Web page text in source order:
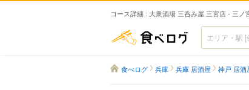
コース詳細 : 大衆酒場 三呑み屋 三宮店 - 三ノ
食べログ
食べログ 兵庫 兵庫 居酒屋 神戸 居酒